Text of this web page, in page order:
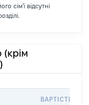
сім'ї відсутні
ВАРТІСТЬ НА